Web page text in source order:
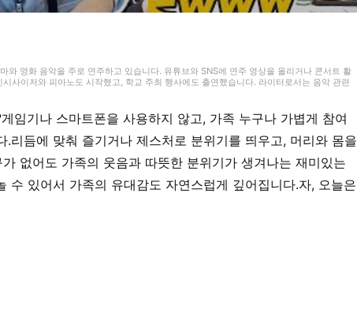
와 영화 음악을 주로 연주하고 있습니다. 유튜브와 SNS에 연주 영상을 올리거나 콘서트 활
사이저와 피아노도 시작했고, 학교 주최 행사에도 출연했습니다. 라이터로서는 음악 관련
임기나 스마트폰을 사용하지 않고, 가족 누구나 가볍게 참여
리듬에 맞춰 즐기거나 제스처로 분위기를 띄우고, 머리와 몸을
없어도 가족의 웃음과 따뜻한 분위기가 생겨나는 재미있는
수 있어서 가족의 유대감도 자연스럽게 깊어집니다.자, 오늘은